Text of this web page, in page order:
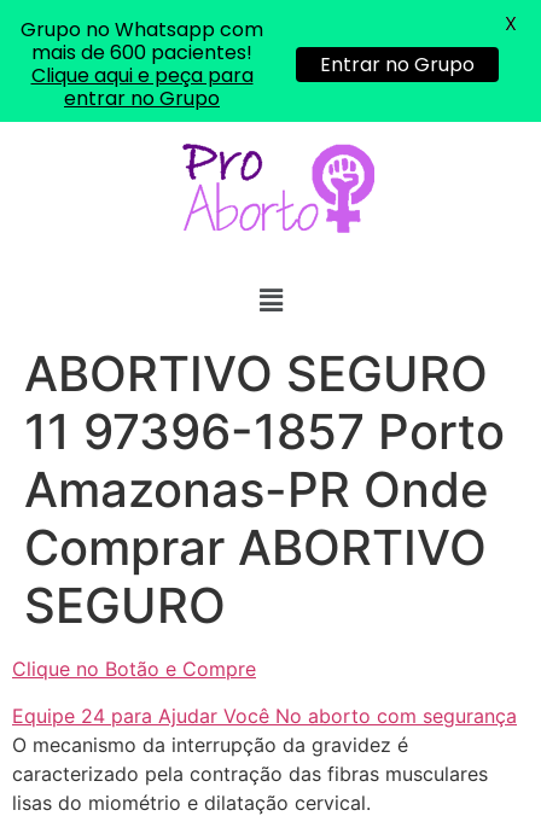
ABORTIVO SEGURO
11 97396-1857 Porto
Amazonas-PR Onde
Comprar ABORTIVO
SEGURO
Clique no Botão e Compre
Equipe 24 para Ajudar Você No aborto com segurança
O mecanismo da interrupção da gravidez é
caracterizado pela contração das fibras musculares
lisas do miométrio e dilatação cervical.
Grupo no Whatsapp com
mais de 600 pacientes!
Clique aqui e peça para
entrar no Grupo
Entrar no Grupo
X
http://www.proaborto.com)
"só de ter dúvida já é uma
resposta" muito isso, disse tudo
22/05/2026 16:35:20